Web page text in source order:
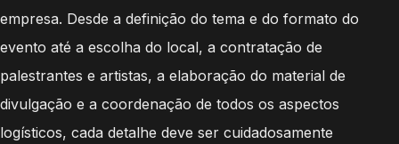
empresa. Desde a definição do tema e do formato do
evento até a escolha do local, a contratação de
palestrantes e artistas, a elaboração do material de
divulgação e a coordenação de todos os aspectos
logísticos, cada detalhe deve ser cuidadosamente